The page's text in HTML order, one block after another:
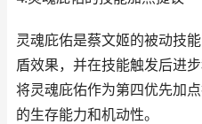
灵魂庇佑是蔡文姬的被动技
盾效果，并在技能触发后进
将灵魂庇佑作为第四优先加
的生存能力和机动性。